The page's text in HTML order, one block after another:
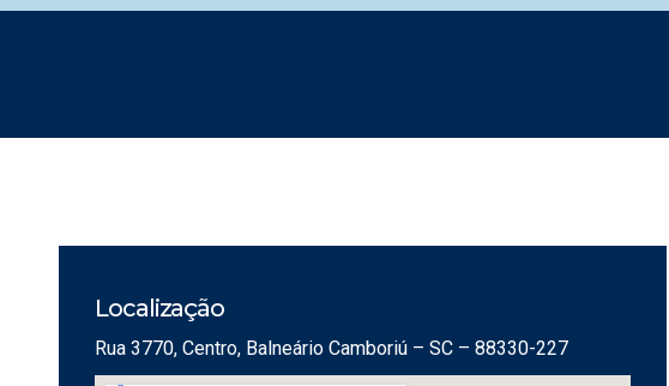
Localização
Rua 3770, Centro, Balneário Camboriú – SC – 88330-227